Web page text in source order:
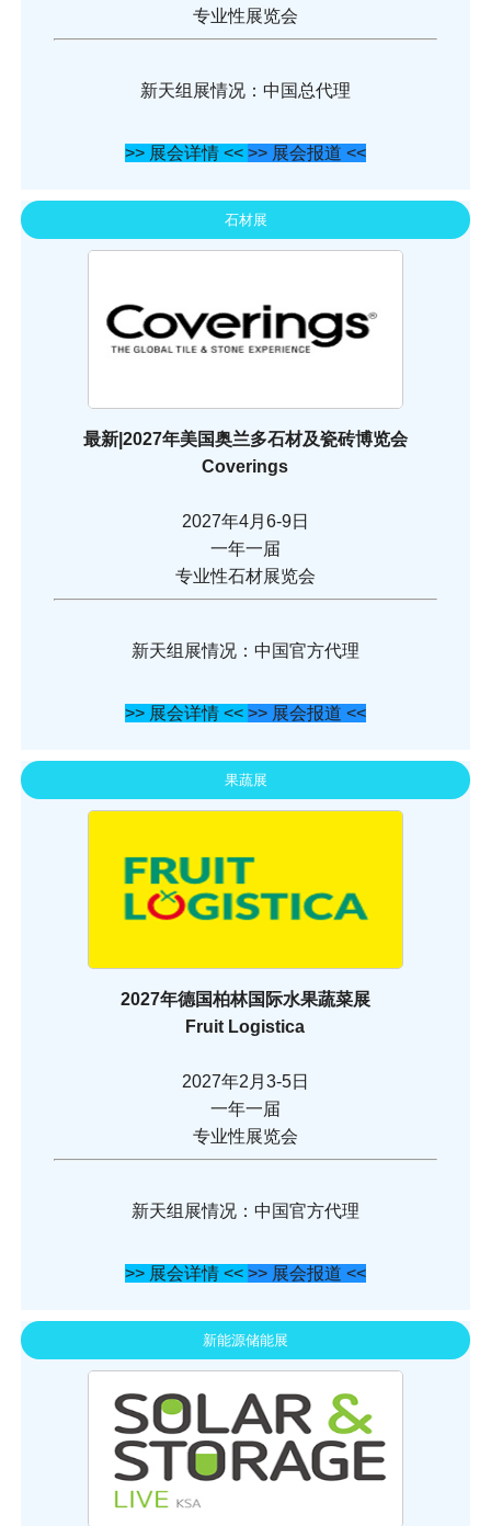
专业性展览会
新天组展情况：中国总代理
>> 展会详情 << >> 展会报道 <<
石材展
最新|2027年美国奥兰多石材及瓷砖博览会
Coverings
2027年4月6-9日
一年一届
专业性石材展览会
新天组展情况：中国官方代理
>> 展会详情 << >> 展会报道 <<
果蔬展
2027年德国柏林国际水果蔬菜展
Fruit Logistica
2027年2月3-5日
一年一届
专业性展览会
新天组展情况：中国官方代理
>> 展会详情 << >> 展会报道 <<
新能源储能展